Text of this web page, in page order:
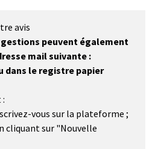
avis
peuvent également
mail suivante :
dans le registre papier
vous sur la plateforme ;
cliquant sur "Nouvelle